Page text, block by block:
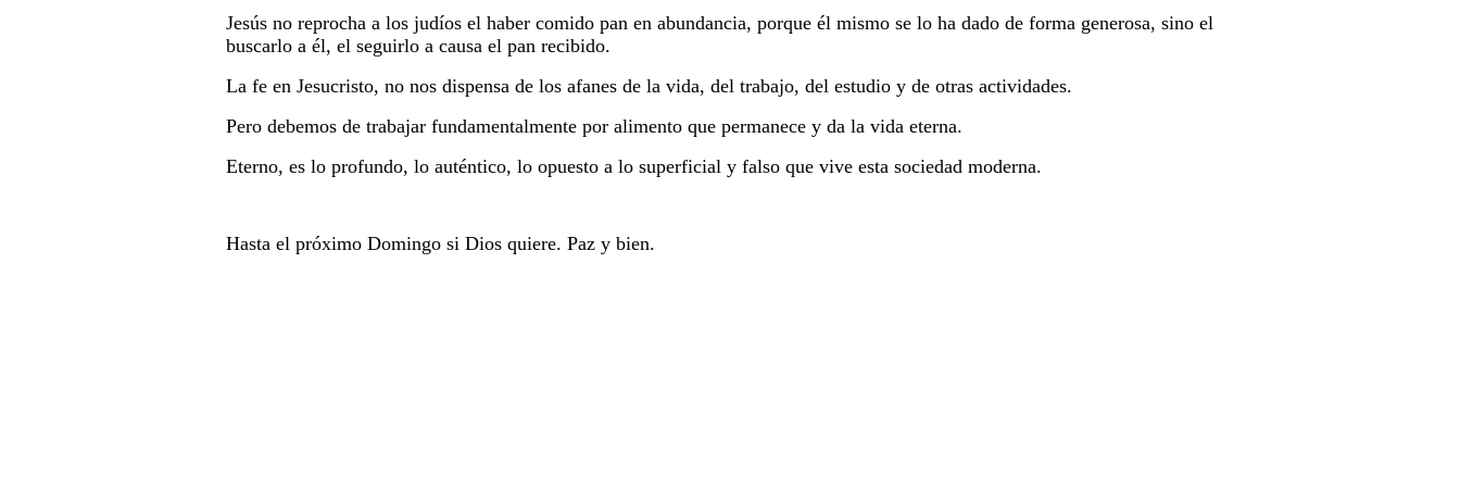
Jesús no reprocha a los judíos el haber comido pan en abundancia, porque él mismo se lo ha dado de forma generosa, sino el
buscarlo a él, el seguirlo a causa el pan recibido.
La fe en Jesucristo, no nos dispensa de los afanes de la vida, del trabajo, del estudio y de otras actividades.
Pero debemos de trabajar fundamentalmente por alimento que permanece y da la vida eterna.
Eterno, es lo profundo, lo auténtico, lo opuesto a lo superficial y falso que vive esta sociedad moderna.
Hasta el próximo Domingo si Dios quiere. Paz y bien.